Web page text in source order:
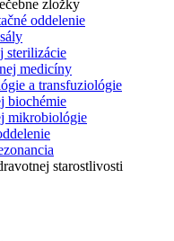
zložky
oddelenie
sterilizácie
medicíny
a transfuziológie
biochémie
mikrobiológie
starostlivosti